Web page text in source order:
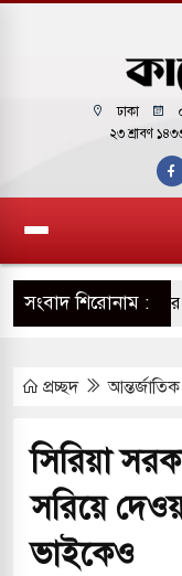
ঢাকা
২৩ শ্রাবণ
সংবাদ শিরোনাম :
পাকিস্তানি
হয়ে আসছে ‘স্পেশাল
বাসের মুখোমুখি সংঘর্ষে ৯
৬ শ্রমিক নিহত,
প্রচ্ছদ আন্তর্জাতিক
সিরিয়া
সরিয়ে
ভাইকেও